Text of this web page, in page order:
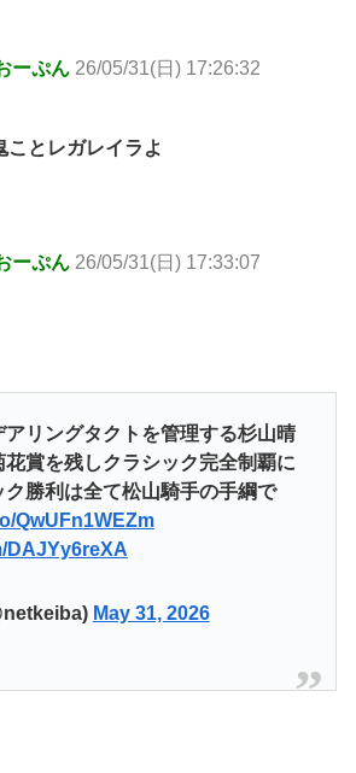
ーぷん 26/05/31(日) 17:26:32
ことレガレイラよ
ーぷん 26/05/31(日) 17:33:07
アリングタクトを管理する杉山晴
賞を残しクラシック完全制覇に
ク勝利は全て松山騎手の手綱で
QwUFn1WEZm
DAJYy6reXA
May 31, 2026